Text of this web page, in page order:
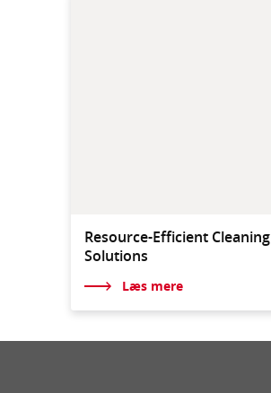
Resource-Efficient Cleaning
Solutions
Læs mere